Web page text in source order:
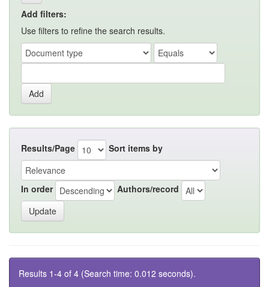
Add filters:
Use filters to refine the search results.
Results/Page Sort items by
In order Authors/record
Results 1-4 of 4 (Search time: 0.012 seconds).